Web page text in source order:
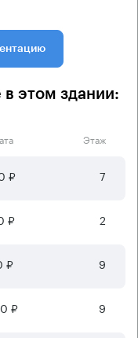
этом здании:
Этаж
₽ 7
₽ 2
₽ 9
₽ 9